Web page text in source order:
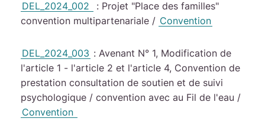
DEL_2024_002
: Projet "Place des familles"
convention multipartenariale / Convention
DEL_2024_003 : Avenant N° 1, Modification de
l'article 1 - l'article 2 et l'article 4, Convention de
prestation consultation de soutien et de suivi
psychologique / convention avec au Fil de l'eau /
Convention